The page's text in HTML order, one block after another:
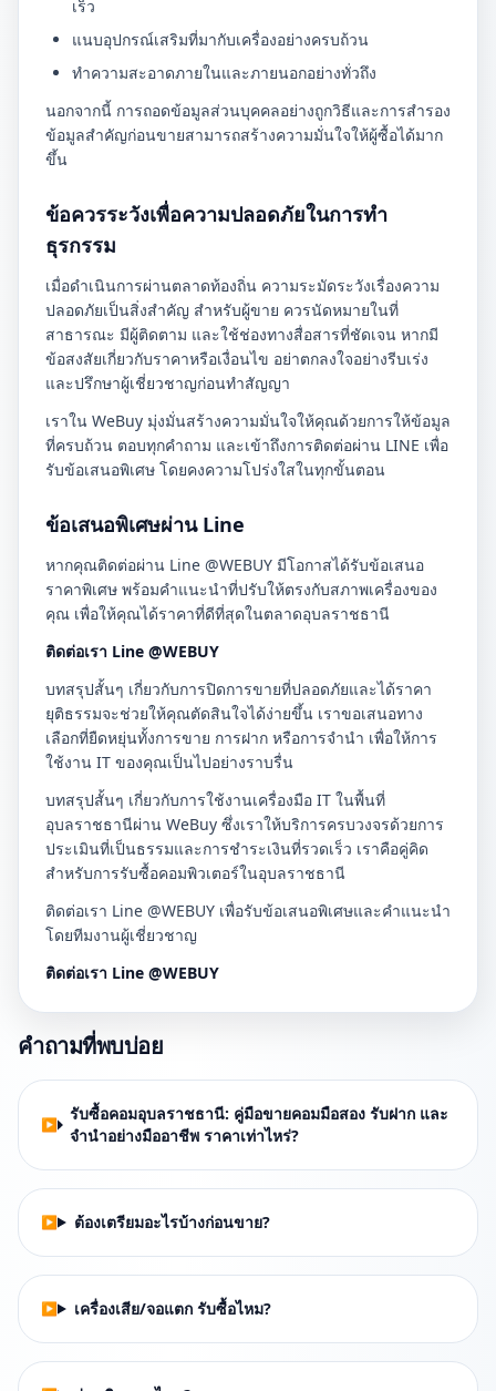
เร็ว
แนบอุปกรณ์เสริมที่มากับเครื่องอย่างครบถ้วน
ทำความสะอาดภายในและภายนอกอย่างทั่วถึง
นอกจากนี้ การถอดข้อมูลส่วนบุคคลอย่างถูกวิธีและการสำรอง
ข้อมูลสำคัญก่อนขายสามารถสร้างความมั่นใจให้ผู้ซื้อได้มาก
ขึ้น
ข้อควรระวังเพื่อความปลอดภัยในการทำ
ธุรกรรม
เมื่อดำเนินการผ่านตลาดท้องถิ่น ความระมัดระวังเรื่องความ
ปลอดภัยเป็นสิ่งสำคัญ สำหรับผู้ขาย ควรนัดหมายในที่
สาธารณะ มีผู้ติดตาม และใช้ช่องทางสื่อสารที่ชัดเจน หากมี
ข้อสงสัยเกี่ยวกับราคาหรือเงื่อนไข อย่าตกลงใจอย่างรีบเร่ง
และปรึกษาผู้เชี่ยวชาญก่อนทำสัญญา
เราใน WeBuy มุ่งมั่นสร้างความมั่นใจให้คุณด้วยการให้ข้อมูล
ที่ครบถ้วน ตอบทุกคำถาม และเข้าถึงการติดต่อผ่าน LINE เพื่อ
รับข้อเสนอพิเศษ โดยคงความโปร่งใสในทุกขั้นตอน
ข้อเสนอพิเศษผ่าน Line
หากคุณติดต่อผ่าน Line @WEBUY มีโอกาสได้รับข้อเสนอ
ราคาพิเศษ พร้อมคำแนะนำที่ปรับให้ตรงกับสภาพเครื่องของ
คุณ เพื่อให้คุณได้ราคาที่ดีที่สุดในตลาดอุบลราชธานี
ติดต่อเรา Line @WEBUY
บทสรุปสั้นๆ เกี่ยวกับการปิดการขายที่ปลอดภัยและได้ราคา
ยุติธรรมจะช่วยให้คุณตัดสินใจได้ง่ายขึ้น เราขอเสนอทาง
เลือกที่ยืดหยุ่นทั้งการขาย การฝาก หรือการจำนำ เพื่อให้การ
ใช้งาน IT ของคุณเป็นไปอย่างราบรื่น
บทสรุปสั้นๆ เกี่ยวกับการใช้งานเครื่องมือ IT ในพื้นที่
อุบลราชธานีผ่าน WeBuy ซึ่งเราให้บริการครบวงจรด้วยการ
ประเมินที่เป็นธรรมและการชำระเงินที่รวดเร็ว เราคือคู่คิด
สำหรับการรับซื้อคอมพิวเตอร์ในอุบลราชธานี
ติดต่อเรา Line @WEBUY เพื่อรับข้อเสนอพิเศษและคำแนะนำ
โดยทีมงานผู้เชี่ยวชาญ
ติดต่อเรา Line @WEBUY
คำถามที่พบบ่อย
รับซื้อคอมอุบลราชธานี: คู่มือขายคอมมือสอง รับฝาก และ
จำนำอย่างมืออาชีพ ราคาเท่าไหร่?
ต้องเตรียมอะไรบ้างก่อนขาย?
เครื่องเสีย/จอแตก รับซื้อไหม?